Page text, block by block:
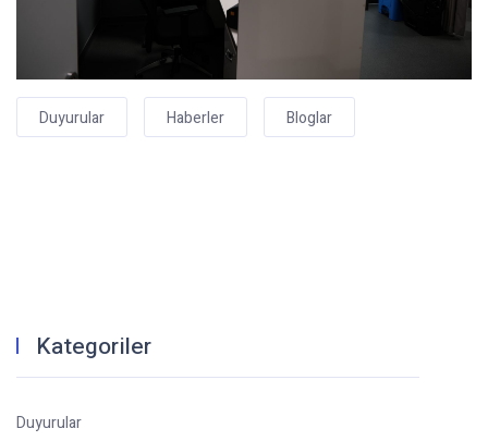
Duyurular Haberler Bloglar
Kategoriler
Duyurular